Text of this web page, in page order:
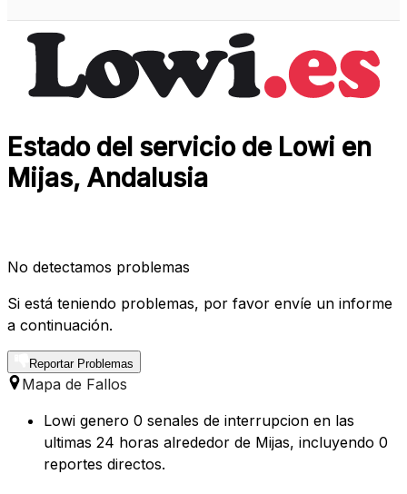
Estado del servicio de Lowi en
Mijas, Andalusia
No detectamos problemas
Si está teniendo problemas, por favor envíe un informe
a continuación.
Reportar Problemas
Mapa de Fallos
Lowi genero 0 senales de interrupcion en las
ultimas 24 horas alrededor de Mijas, incluyendo 0
reportes directos.